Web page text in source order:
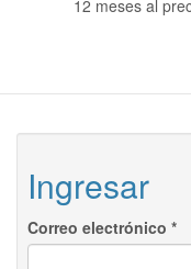
12 meses al
Ingresar
Correo electrónico *